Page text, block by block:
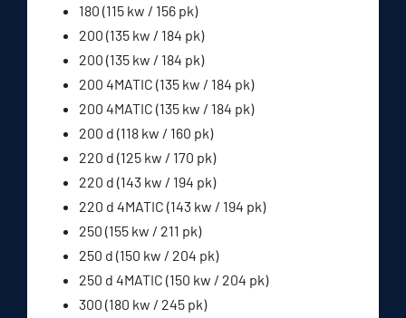
180 (115 kw / 156 pk)
200 (135 kw / 184 pk)
200 (135 kw / 184 pk)
200 4MATIC (135 kw / 184 pk)
200 4MATIC (135 kw / 184 pk)
200 d (118 kw / 160 pk)
220 d (125 kw / 170 pk)
220 d (143 kw / 194 pk)
220 d 4MATIC (143 kw / 194 pk)
250 (155 kw / 211 pk)
250 d (150 kw / 204 pk)
250 d 4MATIC (150 kw / 204 pk)
300 (180 kw / 245 pk)